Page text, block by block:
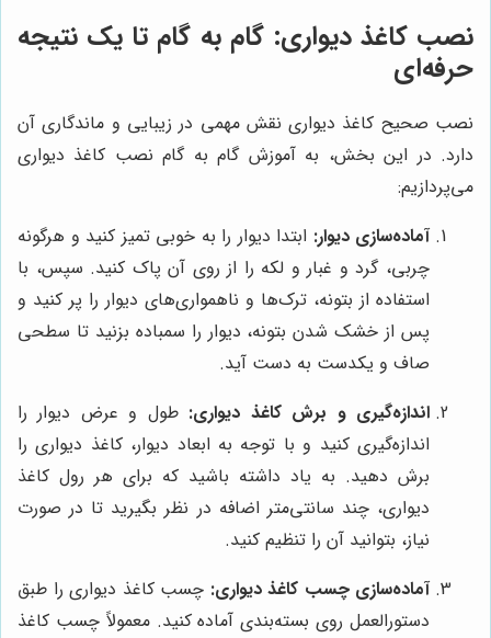
نصب کاغذ دیواری: گام به گام تا یک نتیجه
حرفه‌ای
نصب صحیح کاغذ دیواری نقش مهمی در زیبایی و ماندگاری آن
دارد. در این بخش، به آموزش گام به گام نصب کاغذ دیواری
می‌پردازیم:
آماده‌سازی دیوار: ابتدا دیوار را به خوبی تمیز کنید و هرگونه
چربی، گرد و غبار و لکه را از روی آن پاک کنید. سپس، با
استفاده از بتونه، ترک‌ها و ناهمواری‌های دیوار را پر کنید و
پس از خشک شدن بتونه، دیوار را سمباده بزنید تا سطحی
صاف و یکدست به دست آید.
اندازه‌گیری و برش کاغذ دیواری: طول و عرض دیوار را
اندازه‌گیری کنید و با توجه به ابعاد دیوار، کاغذ دیواری را
برش دهید. به یاد داشته باشید که برای هر رول کاغذ
دیواری، چند سانتی‌متر اضافه در نظر بگیرید تا در صورت
نیاز، بتوانید آن را تنظیم کنید.
آماده‌سازی چسب کاغذ دیواری: چسب کاغذ دیواری را طبق
دستورالعمل روی بسته‌بندی آماده کنید. معمولاً چسب کاغذ